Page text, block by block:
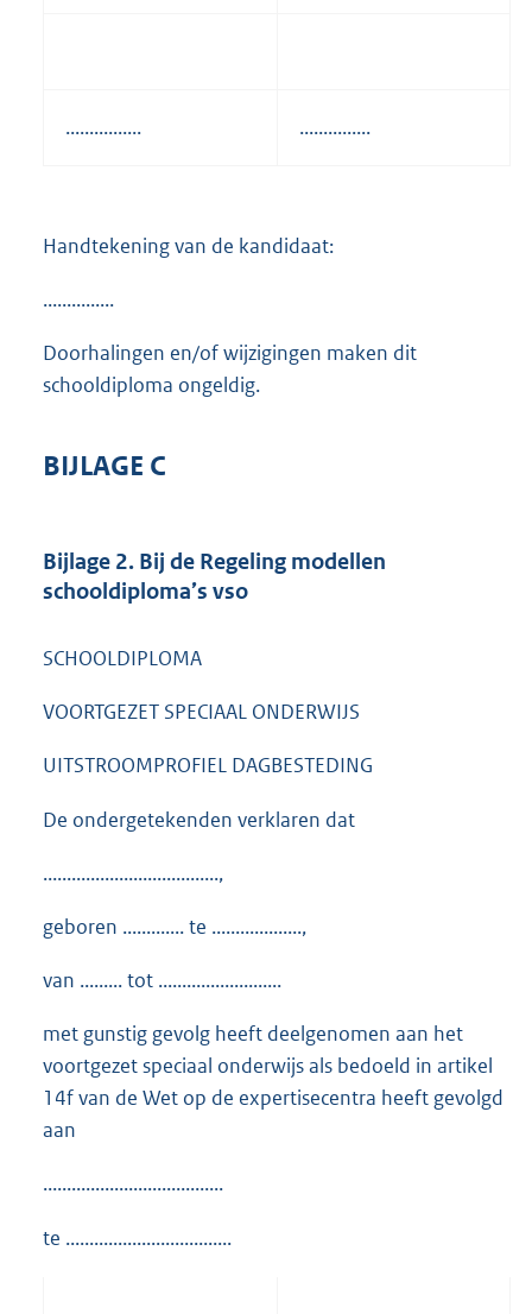
................ ...............
Handtekening van de kandidaat:
...............
Doorhalingen en/of wijzigingen maken dit
schooldiploma ongeldig.
BIJLAGE C
Bijlage 2. Bij de Regeling modellen
schooldiploma’s vso
SCHOOLDIPLOMA
VOORTGEZET SPECIAAL ONDERWIJS
UITSTROOMPROFIEL DAGBESTEDING
De ondergetekenden verklaren dat
.....................................,
geboren ............. te ...................,
van ......... tot ..........................
met gunstig gevolg heeft deelgenomen aan het
voortgezet speciaal onderwijs als bedoeld in artikel
14f van de Wet op de expertisecentra heeft gevolgd
aan
......................................
te ...................................